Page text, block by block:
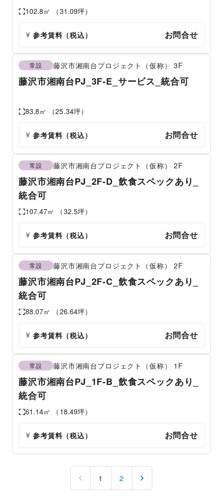
102.8㎡ （31.09坪）
参考賃料（税込） お問合せ
常設 藤沢市湘南台プロジェクト（仮称） 3F
藤沢市湘南台PJ_3F-E_サービス_統合可
83.8㎡ （25.34坪）
参考賃料（税込） お問合せ
常設 藤沢市湘南台プロジェクト（仮称） 2F
藤沢市湘南台PJ_2F-D_飲食スペックあり_
統合可
107.47㎡ （32.5坪）
参考賃料（税込） お問合せ
常設 藤沢市湘南台プロジェクト（仮称） 2F
藤沢市湘南台PJ_2F-C_飲食スペックあり_
統合可
88.07㎡ （26.64坪）
参考賃料（税込） お問合せ
常設 藤沢市湘南台プロジェクト（仮称） 1F
藤沢市湘南台PJ_1F-B_飲食スペックあり_
統合可
61.14㎡ （ 18.49坪）
参考賃料（税込） お問合せ
1 2